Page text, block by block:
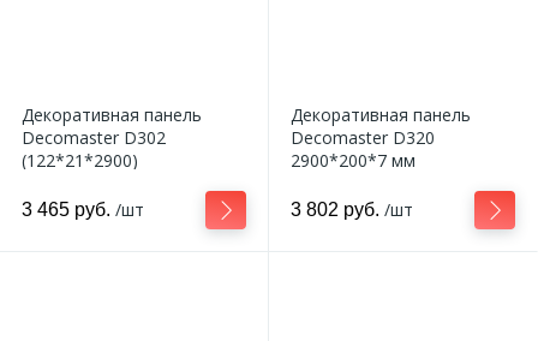
Декоративная панель
Decomaster D302
(122*21*2900)
3 465 руб. /шт
Декоративная панель
Decomaster D320
2900*200*7 мм
3 802 руб. /шт